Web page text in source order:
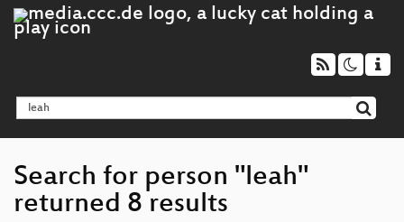
Search for person "leah"
returned 8 results